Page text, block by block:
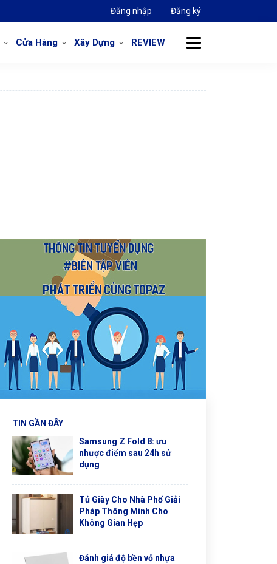
Đăng nhập Đăng ký
Cửa Hàng Xây Dựng REVIEW
TIN GẦN ĐÂY
Samsung Z Fold 8: ưu
nhược điểm sau 24h sử
dụng
Tủ Giày Cho Nhà Phố Giải
Pháp Thông Minh Cho
Không Gian Hẹp
Đánh giá độ bền vỏ nhựa